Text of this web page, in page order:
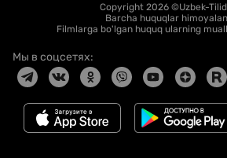
Copyright 2026 ©Uzbek-
Barcha huquqlar
Filmlarga bo'lgan huquq ularning
Мы в соцсетях: